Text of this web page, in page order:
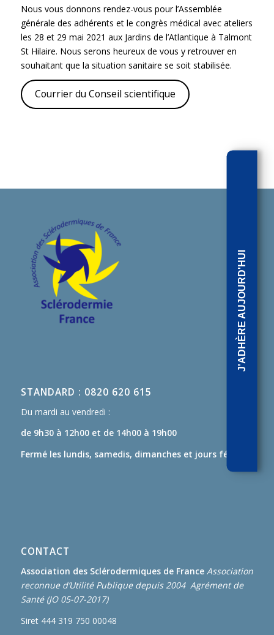
Nous vous donnons rendez-vous pour l’Assemblée
générale des adhérents et le congrès médical avec ateliers
les 28 et 29 mai 2021 aux Jardins de l’Atlantique à Talmont
St Hilaire. Nous serons heureux de vous y retrouver en
souhaitant que la situation sanitaire se soit stabilisée.
Courrier du Conseil scientifique
STANDARD : 0820 620 615
Du mardi au vendredi :
de 9h30 à 12h00 et de 14h00 à 19h00
Fermé les lundis, samedis, dimanches et jours fériés.
CONTACT
Association des Sclérodermiques de France Association
reconnue d’Utilité Publique depuis 2004 Agrément de
Santé (JO 05-07-2017)
Siret 444 319 750 00048
J'ADHÈRE AUJOURD'HUI